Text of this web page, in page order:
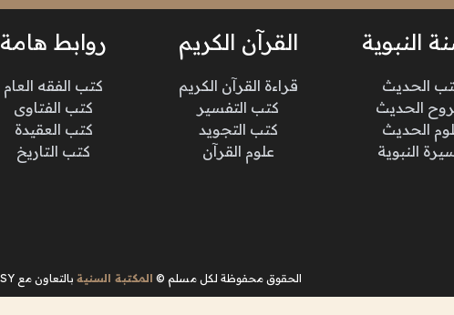
النبوية
الحديث
الحديث
الحديث
النبوية
القرآن الكريم
قراءة القرآن الكريم
كتب التفسير
كتب التجويد
علوم القرآن
روابط هامة
كتب الفقه العام
كتب الفتاوى
كتب العقيدة
كتب التاريخ
الحقوق محفوظة لكل مسلم © المكتبة السنية بالتعاون مع MSY